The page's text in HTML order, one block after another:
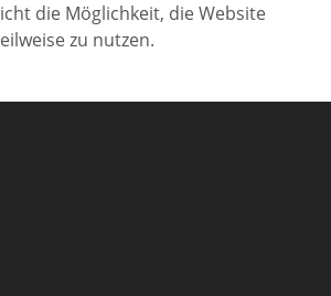
die Möglichkeit, die Website
zu nutzen.